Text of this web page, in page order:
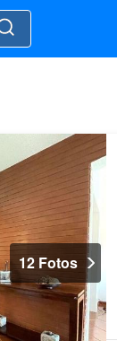
12 Fotos